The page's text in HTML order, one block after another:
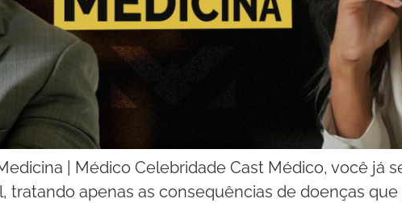
| Médico Celebridade Cast Médico, você já
tratando apenas as consequências de doenças